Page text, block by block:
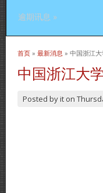
逾期讯息 »
当前位置
首页 » 最新消息 » 中国浙江
中国浙江大
Posted byit on